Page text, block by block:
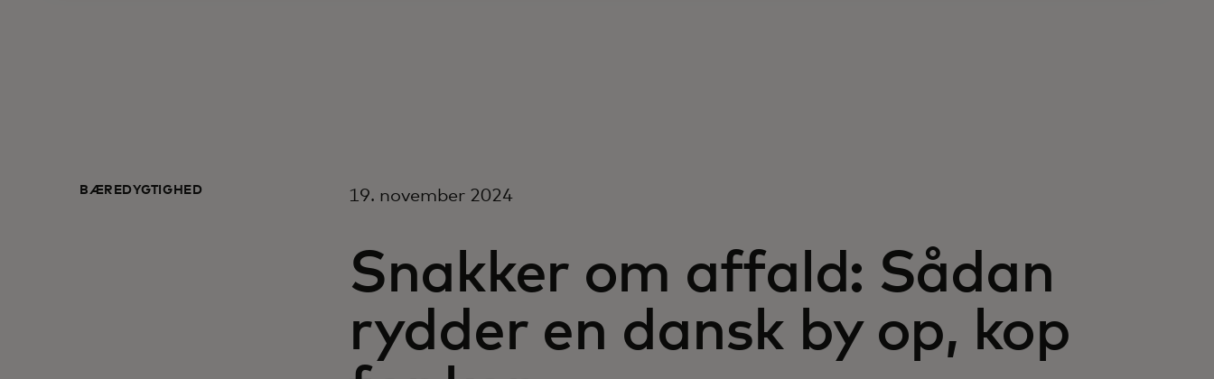
BÆREDYGTIGHED 19. november 2024
Snakker om affald: Sådan
rydder en dansk by op, kop